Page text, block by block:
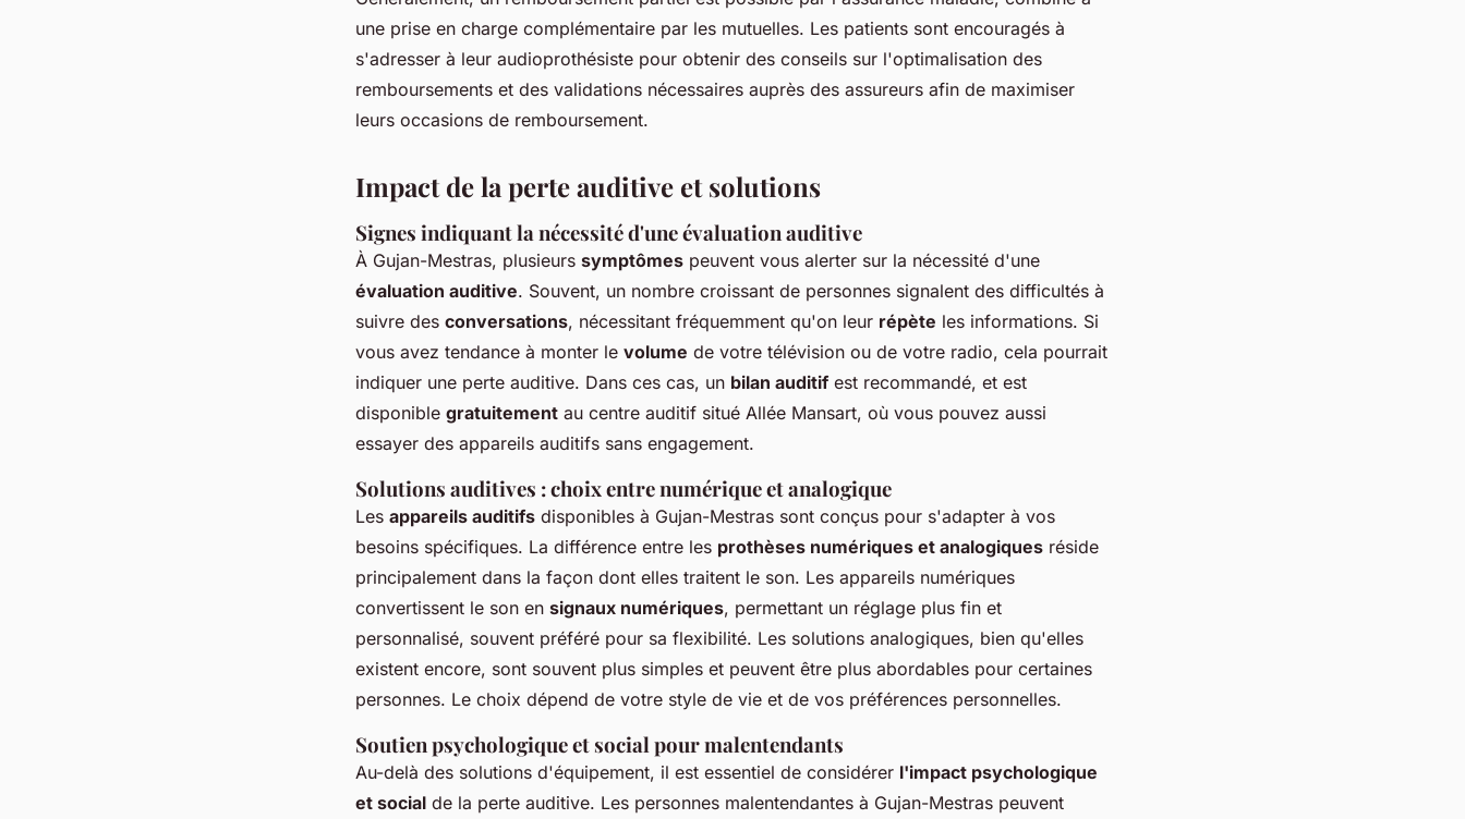
une prise en charge complémentaire par les mutuelles. Les patients sont encouragés à
s'adresser à leur audioprothésiste pour obtenir des conseils sur l'optimalisation des
remboursements et des validations nécessaires auprès des assureurs afin de maximiser
leurs occasions de remboursement.
Impact de la perte auditive et solutions
Signes indiquant la nécessité d'une évaluation auditive
À Gujan-Mestras, plusieurs symptômes peuvent vous alerter sur la nécessité d'une
évaluation auditive. Souvent, un nombre croissant de personnes signalent des difficultés à
suivre des conversations, nécessitant fréquemment qu'on leur répète les informations. Si
vous avez tendance à monter le volume de votre télévision ou de votre radio, cela pourrait
indiquer une perte auditive. Dans ces cas, un bilan auditif est recommandé, et est
disponible gratuitement au centre auditif situé Allée Mansart, où vous pouvez aussi
essayer des appareils auditifs sans engagement.
Solutions auditives : choix entre numérique et analogique
Les appareils auditifs disponibles à Gujan-Mestras sont conçus pour s'adapter à vos
besoins spécifiques. La différence entre les prothèses numériques et analogiques réside
principalement dans la façon dont elles traitent le son. Les appareils numériques
convertissent le son en signaux numériques, permettant un réglage plus fin et
personnalisé, souvent préféré pour sa flexibilité. Les solutions analogiques, bien qu'elles
existent encore, sont souvent plus simples et peuvent être plus abordables pour certaines
personnes. Le choix dépend de votre style de vie et de vos préférences personnelles.
Soutien psychologique et social pour malentendants
Au-delà des solutions d'équipement, il est essentiel de considérer l'impact psychologique
et social de la perte auditive. Les personnes malentendantes à Gujan-Mestras peuvent